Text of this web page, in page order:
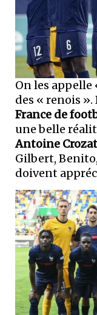
On les appelle
des « renois
France de
une belle
Antoine Crozat
Gilbert,
doivent